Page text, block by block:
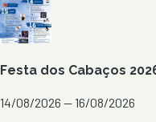
Festa dos Cabaços
14/08/2026 — 16/08/2026